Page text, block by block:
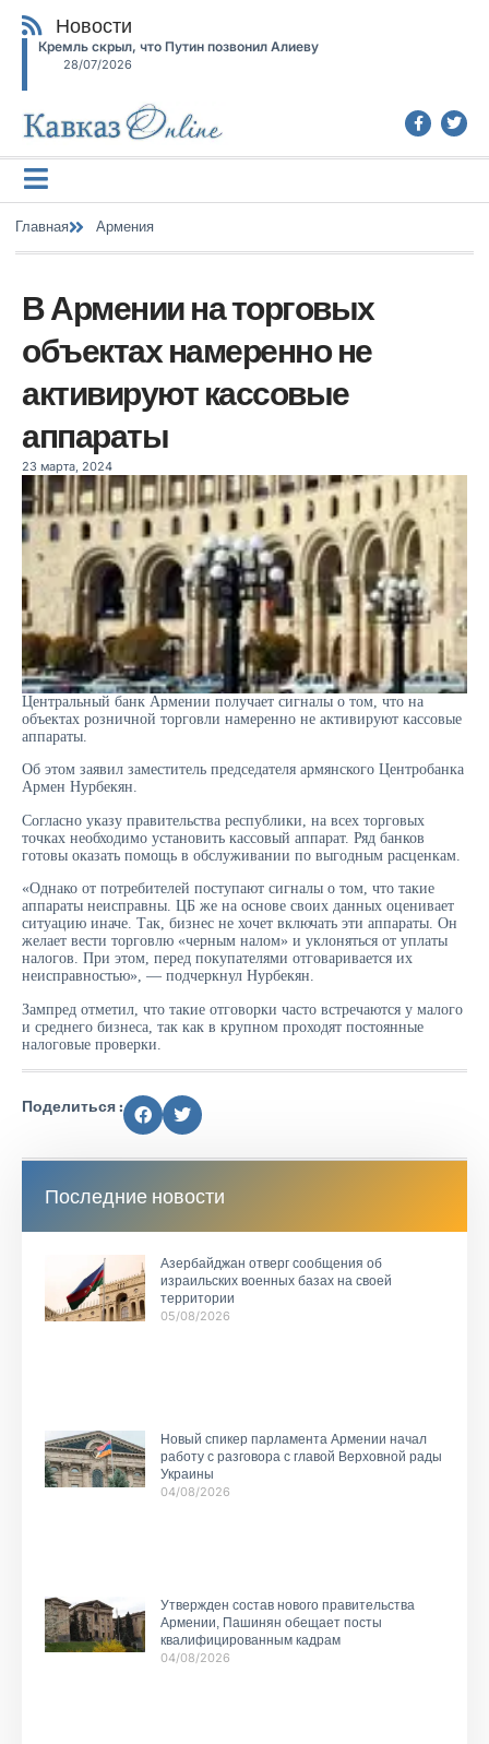
Новости
Кремль скрыл, что Путин позвонил Алиеву
28/07/2026
Главная Армения
В Армении на торговых
объектах намеренно не
активируют кассовые
аппараты
23 марта, 2024
Центральный банк Армении получает сигналы о том, что на
объектах розничной торговли намеренно не активируют кассовые
аппараты.
Об этом заявил заместитель председателя армянского Центробанка
Армен Нурбекян.
Согласно указу правительства республики, на всех торговых
точках необходимо установить кассовый аппарат. Ряд банков
готовы оказать помощь в обслуживании по выгодным расценкам.
«Однако от потребителей поступают сигналы о том, что такие
аппараты неисправны. ЦБ же на основе своих данных оценивает
ситуацию иначе. Так, бизнес не хочет включать эти аппараты. Он
желает вести торговлю «черным налом» и уклоняться от уплаты
налогов. При этом, перед покупателями отговаривается их
неисправностью», — подчеркнул Нурбекян.
Зампред отметил, что такие отговорки часто встречаются у малого
и среднего бизнеса, так как в крупном проходят постоянные
налоговые проверки.
Поделиться :
Последние новости
Азербайджан отверг сообщения об
израильских военных базах на своей
территории
05/08/2026
Новый спикер парламента Армении начал
работу с разговора с главой Верховной рады
Украины
04/08/2026
Утвержден состав нового правительства
Армении, Пашинян обещает посты
квалифицированным кадрам
04/08/2026